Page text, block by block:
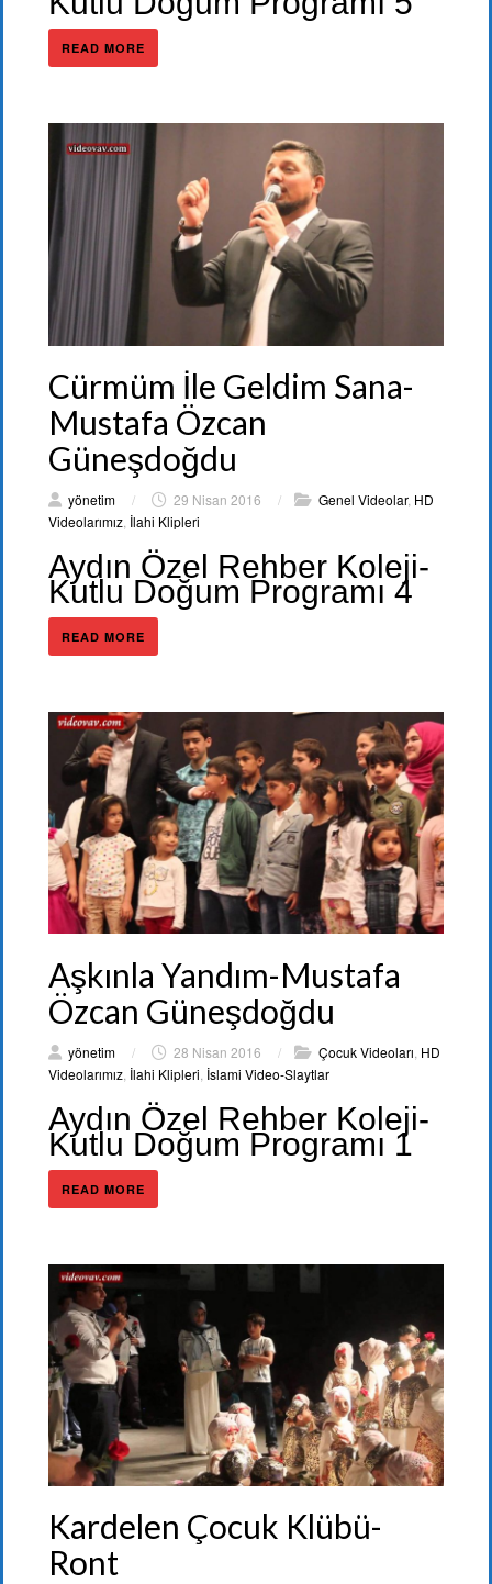
READ MORE
Cürmüm İle Geldim Sana-
Mustafa Özcan
Güneşdoğdu
yönetim / 29 Nisan 2016 / Genel Videolar, HD
Videolarımız İlahi Klipleri
Aydın Özel Rehber Koleji-
Kutlu Doğum Programı 4
READ MORE
Aşkınla Yandım-Mustafa
Özcan Güneşdoğdu
yönetim / 28 Nisan 2016 / Çocuk Videoları HD
Videolarımız İlahi Klipleri İslami Video-Slaytlar
Aydın Özel Rehber Koleji-
Kutlu Doğum Programı 1
READ MORE
Kardelen Çocuk Klübü-
Ront